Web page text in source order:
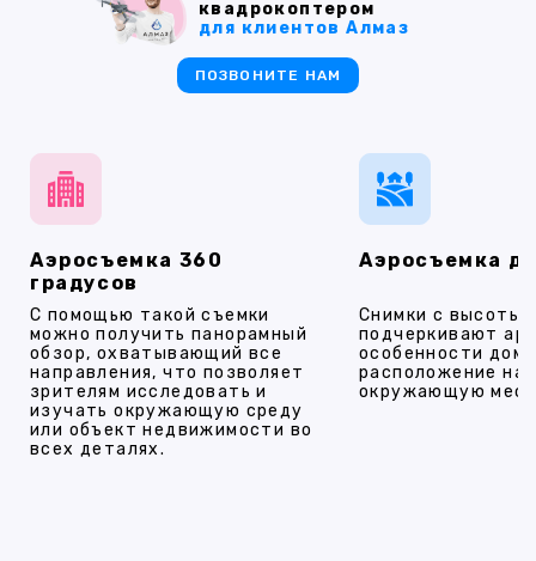
Аэросъемка 360
градусов
С помощью такой съемки
можно получить панорамный
обзор, охватывающий все
направления, что позволяет
зрителям исследовать и
изучать окружающую среду
или объект недвижимости во
всех деталях.
Аэросъемка
Снимки с высоты
подчеркивают
особенности
расположение на
окружающую
квадрокоптером
для клиентов Алмаз
ПОЗВОНИТЕ НАМ